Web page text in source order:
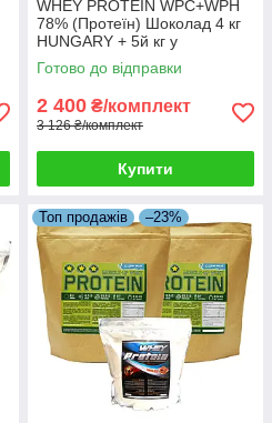
WHEY PROTEIN WPC+WPH
78% (Протеїн) Шоколад 4 кг
HUNGARY + 5й кг у
Подарунок!
Готово до відправки
2 400 ₴/комплект
3 126 ₴/комплект
Купити
Топ продажів –23%